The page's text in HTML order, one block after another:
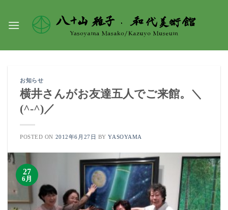
content
お知らせ
横井さんがお友達五人でご来館。＼
(^-^)／
POSTED ON 2012年6月27日 BYYASOYAMA
27
6月